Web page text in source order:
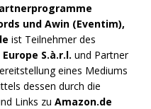
und Awin (Eventim),
ist Teilnehmer des
S.à.r.l. und Partner
eines Mediums
dessen durch die
Links zu Amazon.de